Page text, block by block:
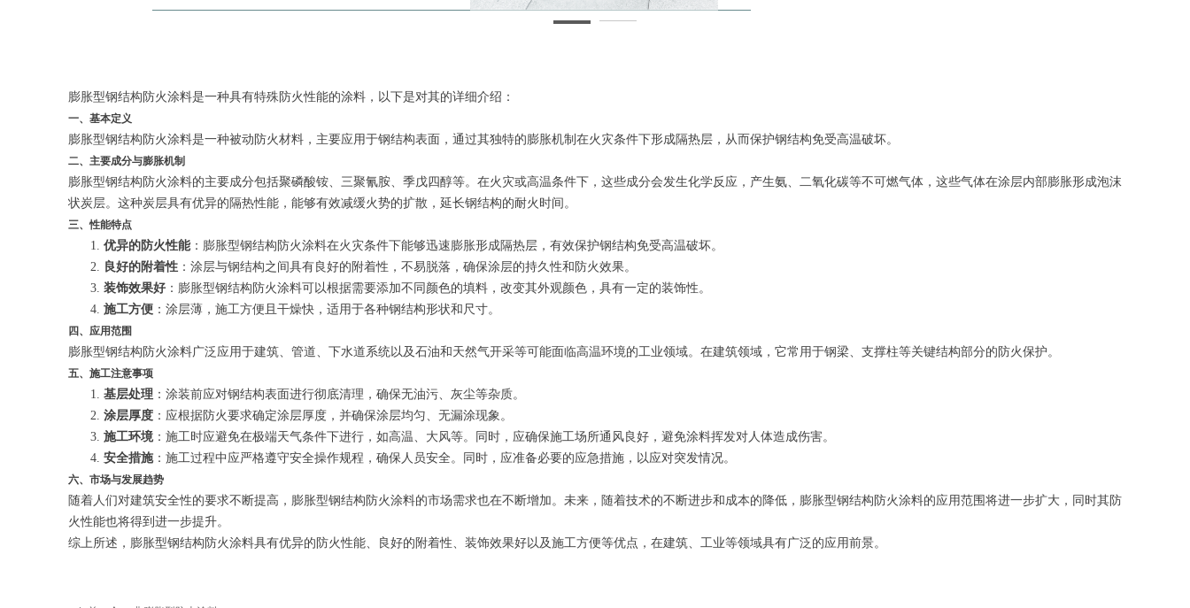
膨胀型钢结构防火涂料是一种具有特殊防火性能的涂料，以下是对其的详细介绍：
一、基本定义
膨胀型钢结构防火涂料是一种被动防火材料，主要应用于钢结构表面，通过其独特的膨胀机制在火灾条件下形成隔热层，从而保护钢结构免受高温破坏。
二、主要成分与膨胀机制
膨胀型钢结构防火涂料的主要成分包括聚磷酸铵、三聚氰胺、季戊四醇等。在火灾或高温条件下，这些成分会发生化学反应，产生氨、二氧化碳等不可燃气体，这些气体在涂层内部膨胀形成泡沫
状炭层。这种炭层具有优异的隔热性能，能够有效减缓火势的扩散，延长钢结构的耐火时间。
三、性能特点
优异的防火性能：膨胀型钢结构防火涂料在火灾条件下能够迅速膨胀形成隔热层，有效保护钢结构免受高温破坏。
良好的附着性 ：涂层与钢结构之间具有良好的附着性，不易脱落，确保涂层的持久性和防火效果。
装饰效果好 ：膨胀型钢结构防火涂料可以根据需要添加不同颜色的填料，改变其外观颜色，具有一定的装饰性。
施工方便 ：涂层薄，施工方便且干燥快，适用于各种钢结构形状和尺寸。
四、应用范围
膨胀型钢结构防火涂料广泛应用于建筑、管道、下水道系统以及石油和天然气开采等可能面临高温环境的工业领域。在建筑领域，它常用于钢梁、支撑柱等关键结构部分的防火保护。
五、施工注意事项
基层处理 ：涂装前应对钢结构表面进行彻底清理，确保无油污、灰尘等杂质。
涂层厚度 ：应根据防火要求确定涂层厚度，并确保涂层均匀、无漏涂现象。
施工环境 ：施工时应避免在极端天气条件下进行，如高温、大风等。同时，应确保施工场所通风良好，避免涂料挥发对人体造成伤害。
安全措施：施工过程中应严格遵守安全操作规程，确保人员安全。同时，应准备必要的应急措施，以应对突发情况。
六、市场与发展趋势
随着人们对建筑安全性的要求不断提高，膨胀型钢结构防火涂料的市场需求也在不断增加。未来，随着技术的不断进步和成本的降低，膨胀型钢结构防火涂料的应用范围将进一步扩大，同时其防
火性能也将得到进一步提升。
综上所述，膨胀型钢结构防火涂料具有优异的防火性能、良好的附着性、装饰效果好以及施工方便等优点，在建筑、工业等领域具有广泛的应用前景。